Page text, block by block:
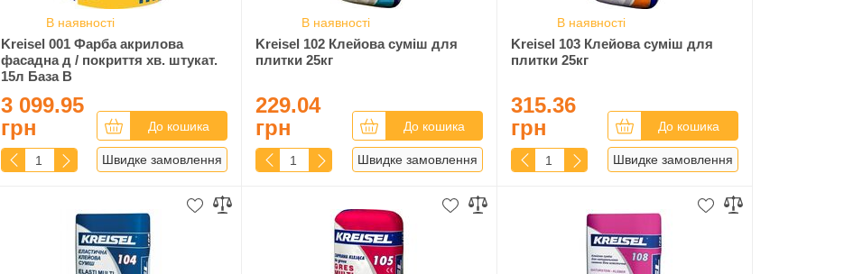
В наявності
Kreisel 001 Фарба акрилова
фасадна д / покриття хв. штукат.
15л База B
3 099.95
грн
До кошика
Швидке замовлення
В наявності
Kreisel 102 Клейова суміш для
плитки 25кг
229.04
грн
До кошика
Швидке замовлення
В наявності
Kreisel 103 Клейова суміш для
плитки 25кг
315.36
грн
До кошика
Швидке замовлення